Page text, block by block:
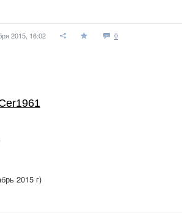
2015, 16:02 0
2015 г)